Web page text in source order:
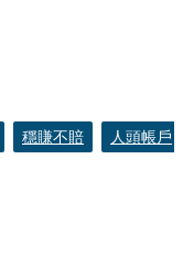
穩賺不賠
人頭帳戶